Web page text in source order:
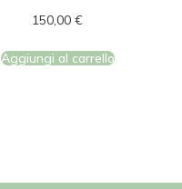
150,00 €
Aggiungi al carrello